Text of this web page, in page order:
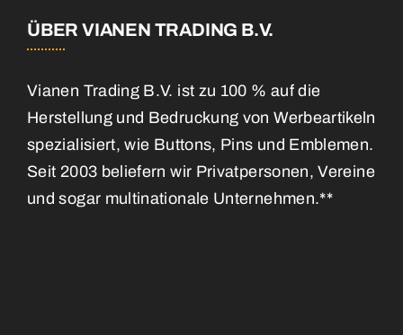
ÜBER VIANEN TRADING B.V.
Vianen Trading B.V. ist zu 100 % auf die
Herstellung und Bedruckung von Werbeartikeln
spezialisiert, wie Buttons, Pins und Emblemen.
Seit 2003 beliefern wir Privatpersonen, Vereine
und sogar multinationale Unternehmen.**